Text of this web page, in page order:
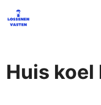
naar
Huis koel